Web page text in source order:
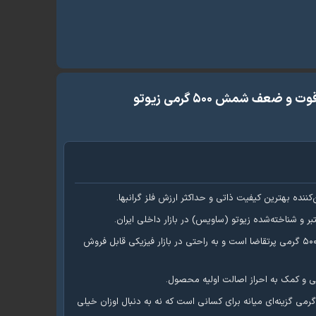
شمش ۵۰۰ گرمی زیوتو
بهترین کیفیت ذاتی و حداکثر ارزش فلز گرانبها.
و شناخته‌شده زیوتو (ساویس) در بازار داخلی ایران.
وزن ۵۰۰ گرمی پرتقاضا است و به راحتی در بازار فیزیکی قابل فروش
و کمک به احراز اصالت اولیه محصول.
۵۰۰ گرمی گزینه‌ای میانه برای کسانی است که نه به دنبال اوزان خیلی